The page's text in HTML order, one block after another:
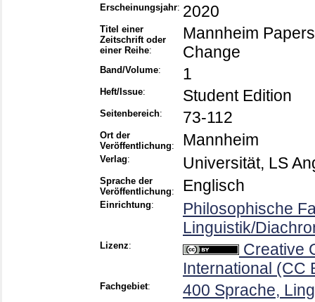
Erscheinungsjahr: 2020
Titel einer
Zeitschrift oder
einer Reihe:
Mannheim
Change
Band/Volume: 1
Heft/Issue: Student Edition
Seitenbereich: 73-112
Ort der
Veröffentlichung: Mannheim
Verlag: Universität, LS
Sprache der
Veröffentlichung: Englisch
Einrichtung:
Philosophische
Linguistik/
Lizenz:
Creative
International (CC
Fachgebiet: 400 Sprache,